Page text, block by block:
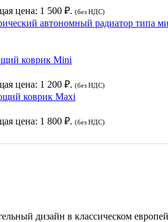
цена: 1 500 ₽. (без НДС)
автономный радиатор типа
коврик Mini
цена: 1 200 ₽. (без НДС)
коврик Maxi
цена: 1 800 ₽. (без НДС)
дизайн в классическом